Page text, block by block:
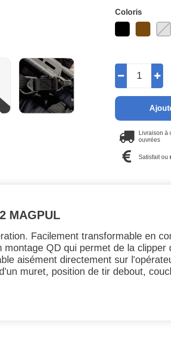
Coloris
Livraison à
ouvrées
Satisfait ou
MAGPUL
Facilement transformable en
QD qui permet de la clipper
aisément directement sur
muret, position de tir debout,